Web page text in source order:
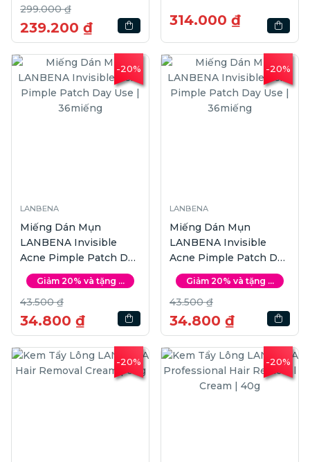
299.000 ₫
239.200 ₫ 314.000 ₫
-20%
LANBENA
Miếng Dán Mụn
LANBENA Invisible
Acne Pimple Patch Day
Use | 36miếng
Giảm 20% và tặng ...
43.500 ₫
34.800 ₫
-20%
LANBENA
Miếng Dán Mụn
LANBENA Invisible
Acne Pimple Patch Day
Use | 36miếng
Giảm 20% và tặng ...
43.500 ₫
34.800 ₫
-20% -20%